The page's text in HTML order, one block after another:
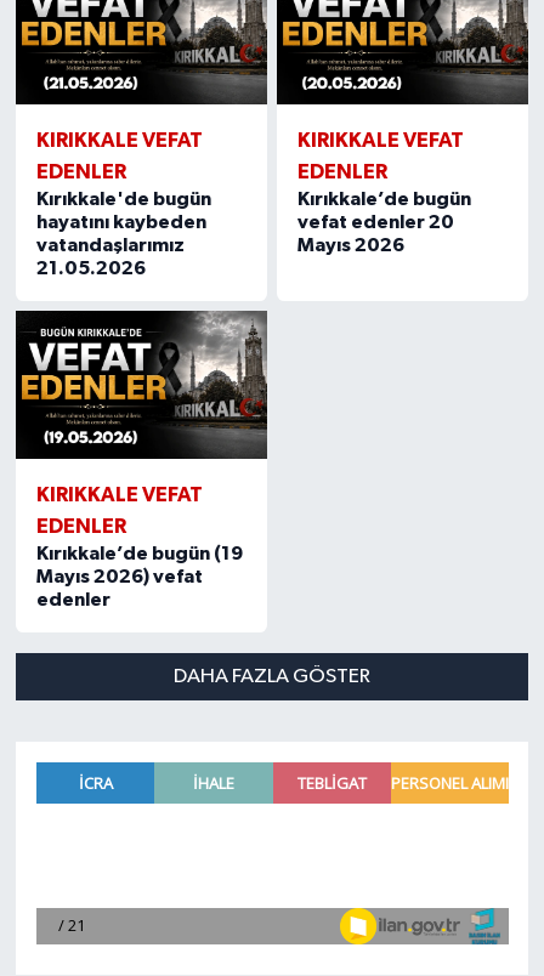
KIRIKKALE VEFAT
EDENLER
Kırıkkale'de bugün
hayatını kaybeden
vatandaşlarımız
21.05.2026
KIRIKKALE VEFAT
EDENLER
Kırıkkale’de bugün
vefat edenler 20
Mayıs 2026
KIRIKKALE VEFAT
EDENLER
Kırıkkale’de bugün (19
Mayıs 2026) vefat
edenler
DAHA FAZLA GÖSTER